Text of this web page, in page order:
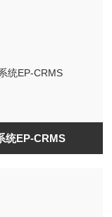
统EP-CRMS